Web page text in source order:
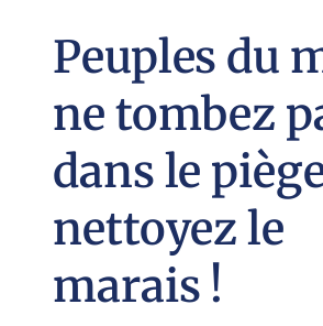
Peuples du
ne tombez
dans le
nettoyez le
marais !